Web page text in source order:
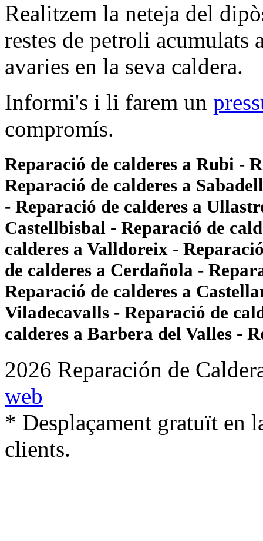
Realitzem la neteja del
restes de petroli acumulats
avaries en la seva caldera.
Informi's i li farem un
compromís.
Reparació de calderes a Rubi -
Reparació de calderes a
- Reparació de calderes a
Castellbisbal - Reparació de
calderes a Valldoreix -
de calderes a Cerdañola -
Reparació de calderes a
Viladecavalls - Reparació de
calderes a Barbera del Valles -
2026 Reparación de
web
* Desplaçament gratuït en
clients.